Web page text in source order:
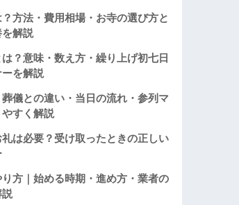
方法・費用相場・お寺の選び方と
を解説
？意味・数え方・繰り上げ初七日
を解説
儀との違い・当日の流れ・参列マ
すく解説
は必要？受け取ったときの正しい
方｜始める時期・進め方・業者の
説